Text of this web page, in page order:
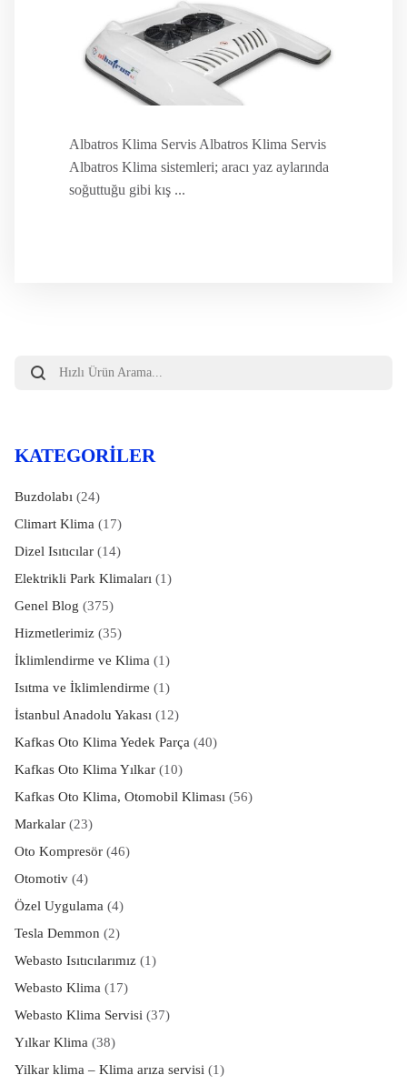
Albatros Klima Servis Albatros Klima Servis
Albatros Klima sistemleri; aracı yaz aylarında
soğuttuğu gibi kış ...
search
KATEGORILER
Buzdolabı(24)
Climart Klima(17)
Dizel Isıtıcılar(14)
Elektrikli Park Klimaları(1)
Genel Blog (375)
Hizmetlerimiz(35)
İklimlendirme ve Klima(1)
Isıtma ve İklimlendirme (1)
İstanbul Anadolu Yakası(12)
Kafkas Oto Klima Yedek Parça(40)
Kafkas Oto Klima Yılkar(10)
Kafkas Oto Klima, Otomobil Kliması(56)
Markalar(23)
Oto Kompresör(46)
Otomotiv(4)
Özel Uygulama(4)
Tesla Demmon (2)
Webasto Isıtıcılarımız(1)
Webasto Klima(17)
Webasto Klima Servisi(37)
Yılkar Klima(38)
Yilkar klima – Klima arıza servisi(1)